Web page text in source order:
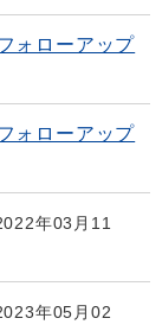
ォローアップ
ォローアップ
年03月11
年05月02